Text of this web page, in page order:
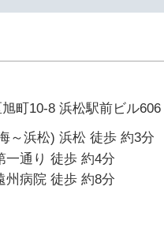
町10-8 浜松駅前ビル606
～浜松) 浜松 徒歩 約3分
一通り 徒歩 約4分
州病院 徒歩 約8分